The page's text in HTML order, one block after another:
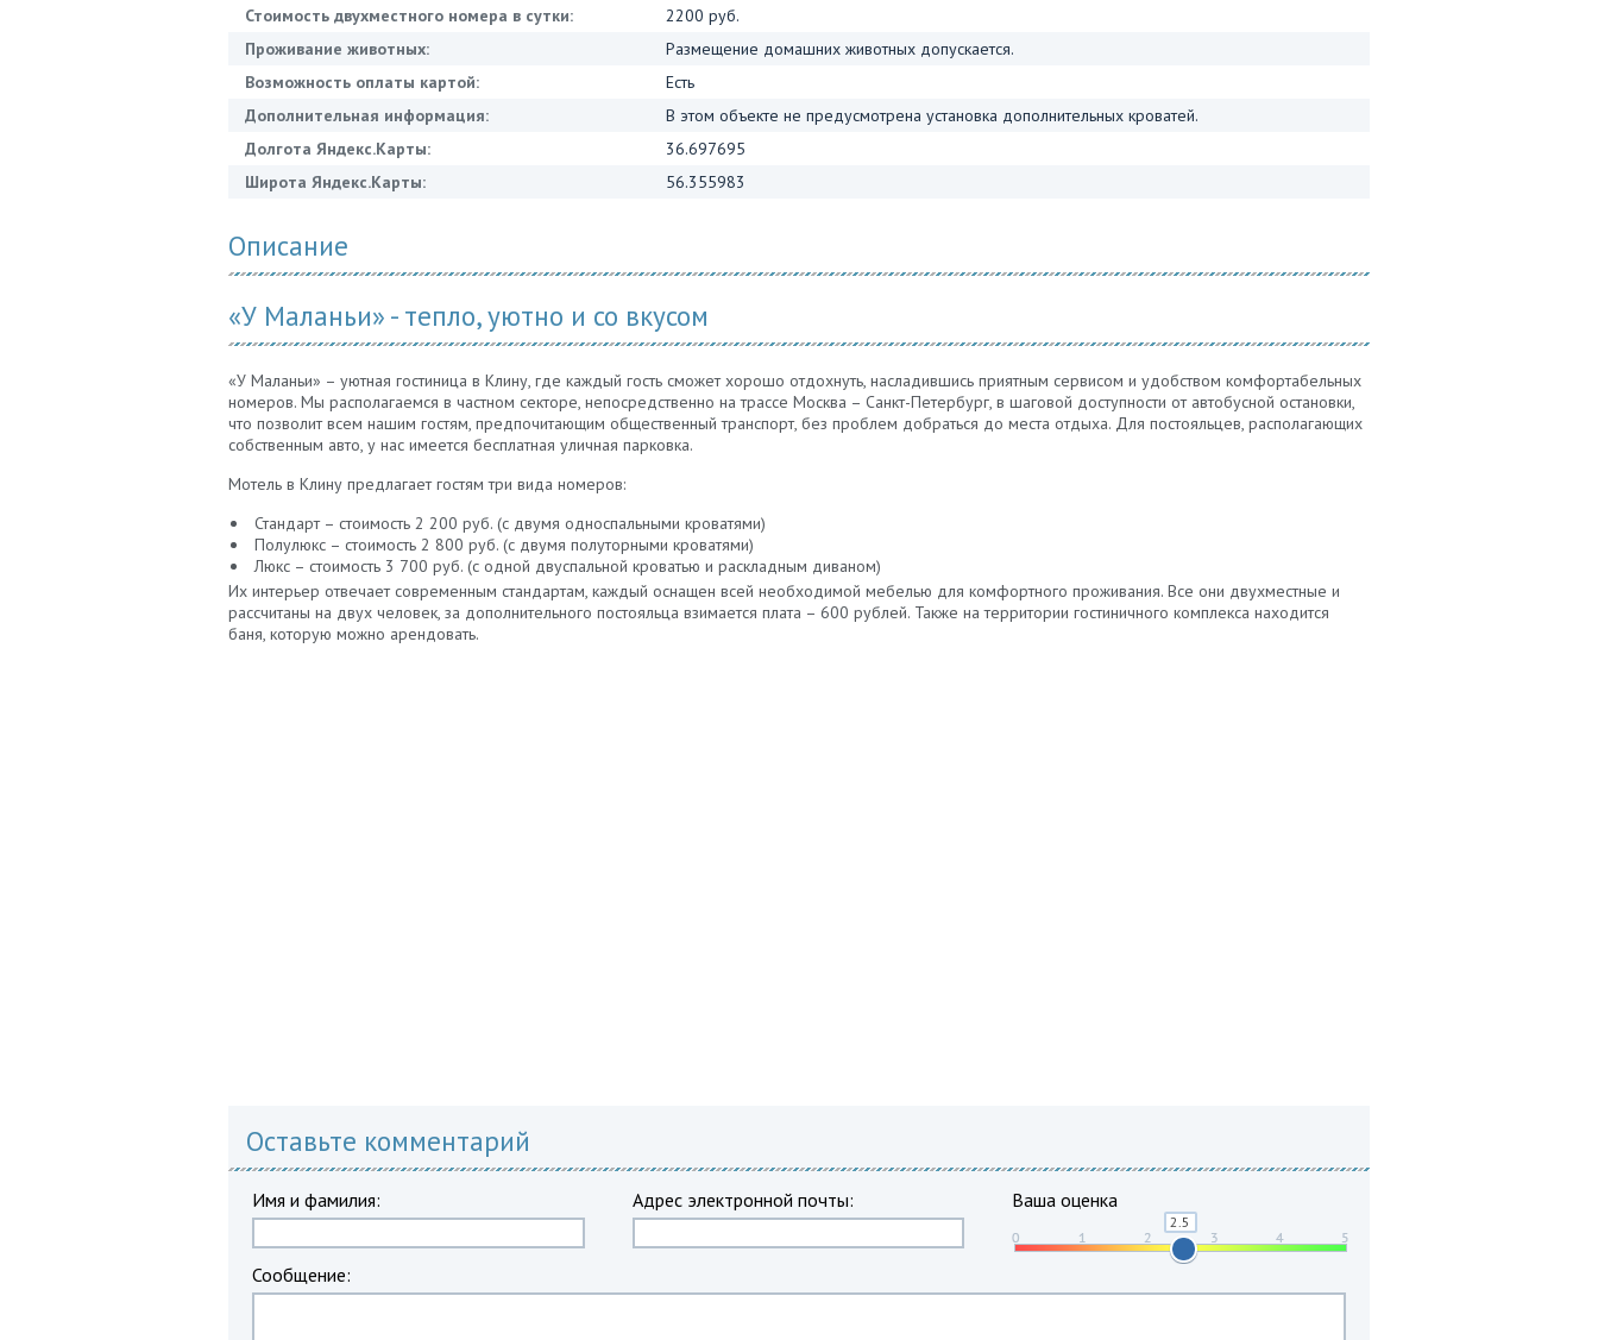
Стоимость двухместного номера в сутки:
2200 руб.
Проживание животных:
Размещение домашних животных допускается.
Возможность оплаты картой:
Есть
Дополнительная информация:
В этом объекте не предусмотрена установка дополнительных кроватей.
Долгота Яндекс.Карты:
36.697695
Широта Яндекс.Карты:
56.355983
Описание
«У Маланьи» - тепло, уютно и со вкусом
«У Маланьи» – уютная гостиница в Клину, где каждый гость сможет хорошо отдохнуть, насладившись приятным сервисом и удобством комфортабельных
номеров. Мы располагаемся в частном секторе, непосредственно на трассе Москва – Санкт-Петербург, в шаговой доступности от автобусной остановки,
что позволит всем нашим гостям, предпочитающим общественный транспорт, без проблем добраться до места отдыха. Для постояльцев, располагающих
собственным авто, у нас имеется бесплатная уличная парковка.
Мотель в Клину предлагает гостям три вида номеров:
Стандарт – стоимость 2 200 руб. (с двумя односпальными кроватями)
Полулюкс – стоимость 2 800 руб. (с двумя полуторными кроватями)
Люкс – стоимость 3 700 руб. (с одной двуспальной кроватью и раскладным диваном)
Их интерьер отвечает современным стандартам, каждый оснащен всей необходимой мебелью для комфортного проживания. Все они двухместные и
рассчитаны на двух человек, за дополнительного постояльца взимается плата – 600 рублей. Также на территории гостиничного комплекса находится
баня, которую можно арендовать.
Оставьте комментарий
Имя и фамилия: Адрес электронной почты: Ваша оценка
Сообщение: